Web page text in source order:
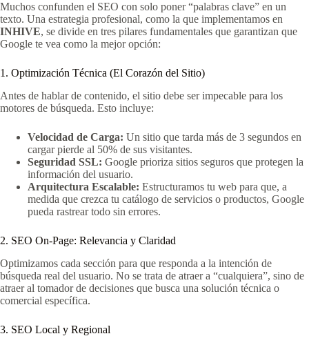
Muchos confunden el SEO con solo poner “palabras clave” en un
texto. Una estrategia profesional, como la que implementamos en
INHIVE, se divide en tres pilares fundamentales que garantizan que
Google te vea como la mejor opción:
1. Optimización Técnica (El Corazón del Sitio)
Antes de hablar de contenido, el sitio debe ser impecable para los
motores de búsqueda. Esto incluye:
Velocidad de Carga: Un sitio que tarda más de 3 segundos en
cargar pierde al 50% de sus visitantes.
Seguridad SSL: Google prioriza sitios seguros que protegen la
información del usuario.
Arquitectura Escalable: Estructuramos tu web para que, a
medida que crezca tu catálogo de servicios o productos, Google
pueda rastrear todo sin errores.
2. SEO On-Page: Relevancia y Claridad
Optimizamos cada sección para que responda a la intención de
búsqueda real del usuario. No se trata de atraer a “cualquiera”, sino de
atraer al tomador de decisiones que busca una solución técnica o
comercial específica.
3. SEO Local y Regional